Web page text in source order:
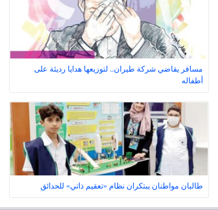
مسافر يقاضي شركة طيران.. لتوزيعها هدايا رديئة على
أطفاله
طالبان مواطنان يبتكران نظام «تعقيم ذاتي» للحدائق